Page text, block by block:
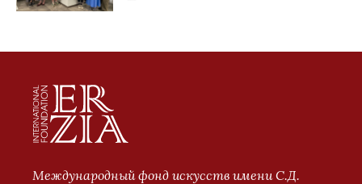
Международный фонд искусств имени С.Д.